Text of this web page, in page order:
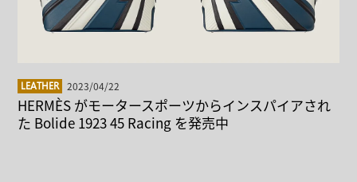
LEATHER 2023/04/22
HERMÈS がモータースポーツからインスパイアされ
た Bolide 1923 45 Racing を発売中